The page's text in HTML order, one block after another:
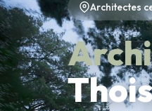
Architectes